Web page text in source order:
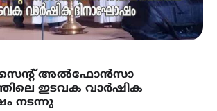
സെന്റ് അൽഫോൻസാ
ഇടവക വാർഷിക
നടന്നു